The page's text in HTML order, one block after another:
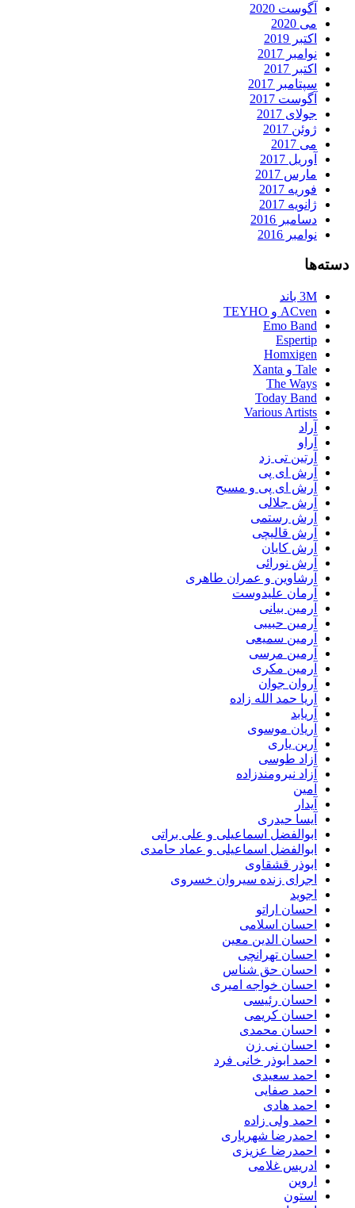
آگوست 2020
می 2020
اکتبر 2019
نوامبر 2017
اکتبر 2017
سپتامبر 2017
آگوست 2017
جولای 2017
ژوئن 2017
می 2017
آوریل 2017
مارس 2017
فوریه 2017
ژانویه 2017
دسامبر 2016
نوامبر 2016
دسته‌ها
3M باند
ACven و TEYHO
Emo Band
Espertip
Homxigen
Tale و Xanta
The Ways
Today Band
Various Artists
آراد
آراو
آرتین تی زد
آرش ای پی
آرش ای پی و مسیح
آرش جلالی
آرش رستمی
آرش قالیچی
آرش کایان
آرش نورائی
آرشاوین و عمران طاهری
آرمان علیدوست
آرمین بیانی
آرمین حبیبی
آرمین سمیعی
آرمین مرسی
آرمین مکری
آروان جوان
آریا حمد الله زاده
آریابد
آریان موسوی
آرین یاری
آزاد طوسی
آزاد نیرومندزاده
آمین
آیدار
آیسا حیدری
ابوالفضل اسماعیلی و علی براتی
ابوالفضل اسماعیلی و عماد حامدی
ابوذر قشقاوی
اجرای زنده سیروان خسروی
اجوید
احسان اراتو
احسان اسلامی
احسان الدین معین
احسان تهرانچی
احسان حق شناس
احسان خواجه امیری
احسان رئیسی
احسان کریمی
احسان محمدی
احسان نی زن
احمد ابوذر خانی فرد
احمد سعیدی
احمد صفایی
احمد هادی
احمد ولی زاده
احمدرضا شهریاری
احمدرضا عزیزی
ادریس غلامی
اروین
استون